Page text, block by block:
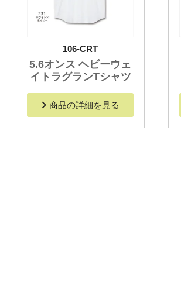
106-CRT
5.6オンス ヘビーウェ
イトラグランTシャツ
商品の詳細を見る